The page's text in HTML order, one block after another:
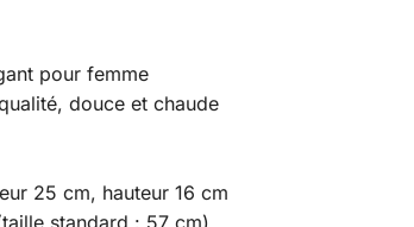
pour femme
douce et chaude
25 cm, hauteur 16 cm